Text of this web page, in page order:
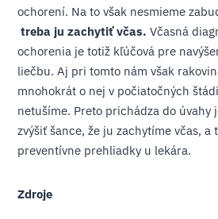
ochorení. Na to však nesmieme
treba ju zachytiť včas. Včasná
ochorenia je totiž kľúčová pre
liečbu. Aj pri tomto nám však
mnohokrát o nej v počiatočných
netušíme. Preto prichádza do úvahy
zvýšiť šance, že ju zachytíme včas, a
preventívne prehliadky u lekára.
Zdroje